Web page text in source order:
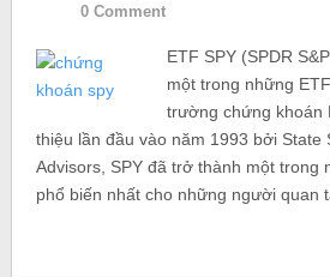
0 Comment
ETF SPY (SPDR
một trong những
trường chứng khoán
thiệu lần đầu vào năm 1993 bởi State
Advisors, SPY đã trở thành một trong
phổ biến nhất cho những người quan